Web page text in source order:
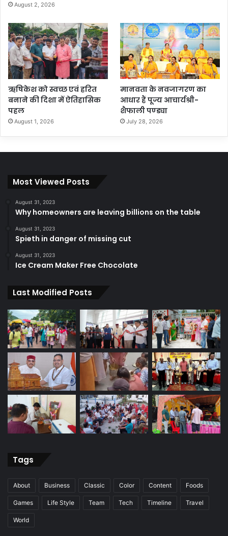
August 2, 2026
ऋषिकेश को स्वच्छ एवं हरित
बनाने की दिशा में ऐतिहासिक
पहल
August 1, 2026
मानवता के नवजागरण का
आधार हैं पूज्य आचार्यश्री-
शैफाली पण्ड्या
July 28, 2026
Most Viewed Posts
August 31, 2023
Why homeowners are leaving billions on the table
August 31, 2023
Spieth in danger of missing cut
August 31, 2023
Ice Cream Maker Free Chocolate
Last Modified Posts
Tags
About Business Classic Color Content Foods
Games Life Style Team Tech Timeline Travel
World